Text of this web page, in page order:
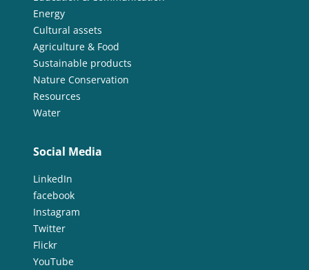
Energy
Cultural assets
Agriculture & Food
Sustainable products
Nature Conservation
Resources
Water
Social Media
LinkedIn
facebook
Instagram
Twitter
Flickr
YouTube